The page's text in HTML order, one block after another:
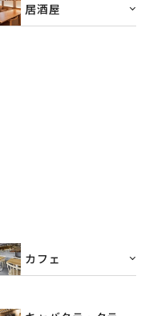
居酒屋
カフェ